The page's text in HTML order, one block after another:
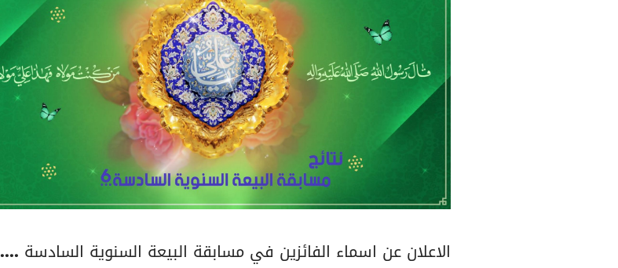
الاعلان عن اسماء الفائزين في مسابقة البيعة السنوية السادسة ....